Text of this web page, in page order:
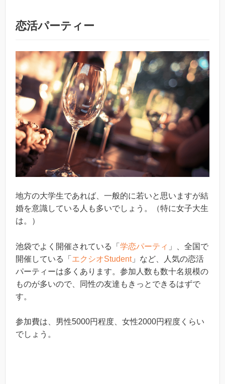
恋活パーティー
地方の大学生であれば、一般的に若いと思いますが結
婚を意識している人も多いでしょう。（特に女子大生
は。）
池袋でよく開催されている「 学恋パーティ 」、全国で
開催している「 エクシオStudent」など、人気の恋活
パーティーは多くあります。参加人数も数十名規模の
ものが多いので、同性の友達もきっとできるはずで
す。
参加費は、男性5000円程度、女性2000円程度くらい
でしょう。